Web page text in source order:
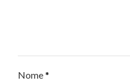
Nome*